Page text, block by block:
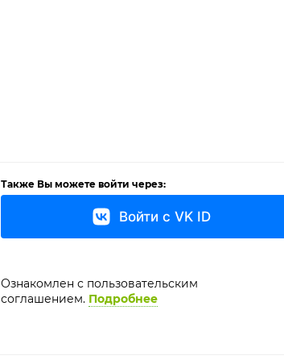
Также Вы можете войти через:
Войти с VK ID
Ознакомлен с пользовательским
соглашением. Подробнее